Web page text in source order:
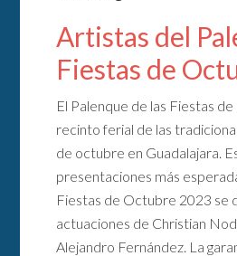
Artistas del
Fiestas de
El Palenque de las Fiestas
recinto ferial de las
de octubre en Guadalajara.
presentaciones más
Fiestas de Octubre 2023 se
actuaciones de Christian
Alejandro Fernández. La